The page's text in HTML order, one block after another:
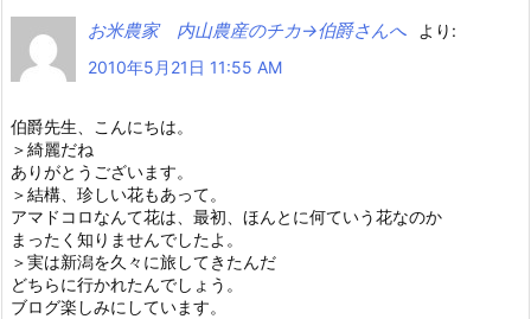
お米農家 内山農産のチカ→伯爵さんへ
より:
2010年5月21日 11:55 AM
伯爵先生、こんにちは。
＞綺麗だね
ありがとうございます。
＞結構、珍しい花もあって。
アマドコロなんて花は、最初、ほんとに何ていう花なのか
まったく知りませんでしたよ。
＞実は新潟を久々に旅してきたんだ
どちらに行かれたんでしょう。
ブログ楽しみにしています。